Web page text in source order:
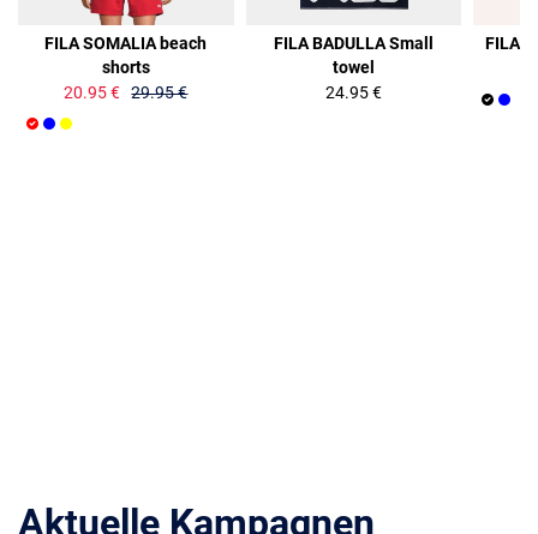
FILA SOMALIA beach
shorts
20.95 € 29.95 €
FILA BADULLA Small
towel
24.95 €
FILA
Aktuelle Kampagnen